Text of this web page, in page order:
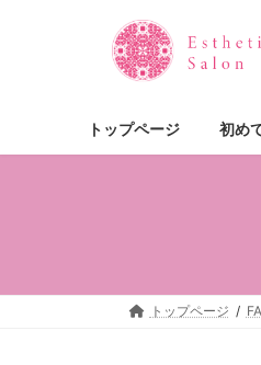
ス
ン
トップページ 初め
トップページ